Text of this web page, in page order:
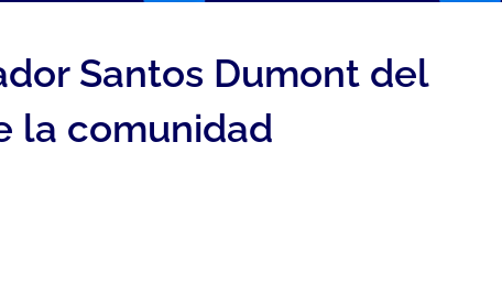
Santos Dumont del
la comunidad